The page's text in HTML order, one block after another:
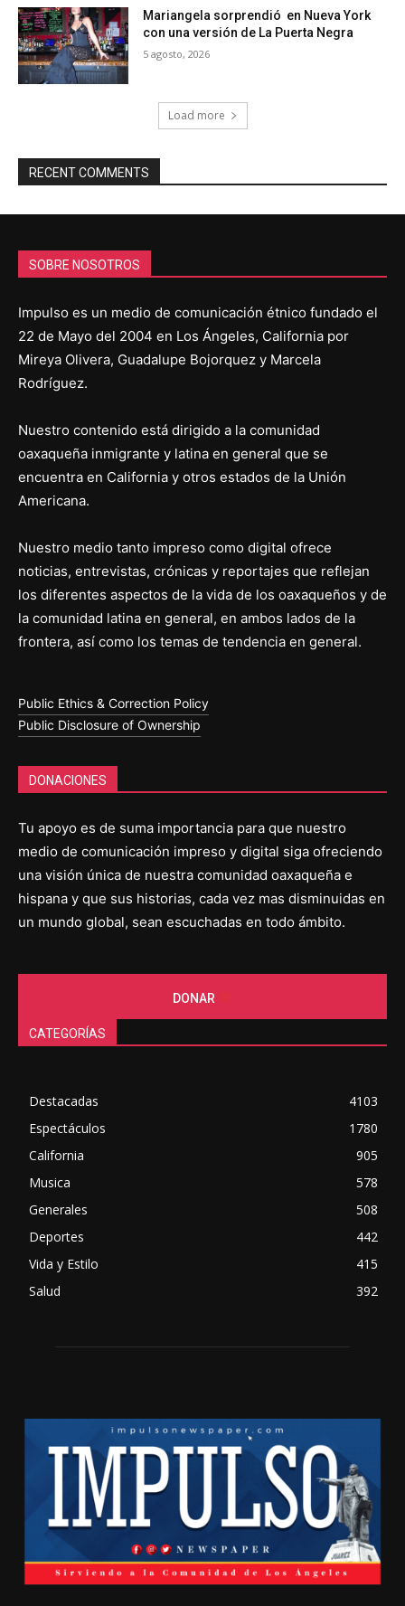
Mariangela sorprendió en Nueva York
con una versión de La Puerta Negra
5 agosto, 2026
Load more
RECENT COMMENTS
SOBRE NOSOTROS
Impulso es un medio de comunicación étnico fundado el
22 de Mayo del 2004 en Los Ángeles, California por
Mireya Olivera, Guadalupe Bojorquez y Marcela
Rodríguez.
Nuestro contenido está dirigido a la comunidad
oaxaqueña inmigrante y latina en general que se
encuentra en California y otros estados de la Unión
Americana.
Nuestro medio tanto impreso como digital ofrece
noticias, entrevistas, crónicas y reportajes que reflejan
los diferentes aspectos de la vida de los oaxaqueños y de
la comunidad latina en general, en ambos lados de la
frontera, así como los temas de tendencia en general.
Public Ethics & Correction Policy
Public Disclosure of Ownership
DONACIONES
Tu apoyo es de suma importancia para que nuestro
medio de comunicación impreso y digital siga ofreciendo
una visión única de nuestra comunidad oaxaqueña e
hispana y que sus historias, cada vez mas disminuidas en
un mundo global, sean escuchadas en todo ámbito.
DONAR
CATEGORÍAS
Destacadas
4103
Espectáculos
1780
California
905
Musica
578
Generales
508
Deportes
442
Vida y Estilo
415
Salud
392